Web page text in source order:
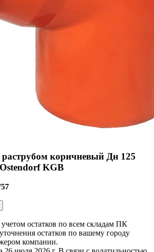
коричневый Дн 125
KGB
остатков по всем складам ПК
остатков по вашему городу
компании.